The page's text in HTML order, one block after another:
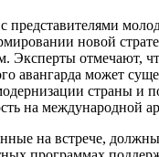
представителями
новой
Эксперты отмечают,
авангарда может
страны и
на международной
на встрече,